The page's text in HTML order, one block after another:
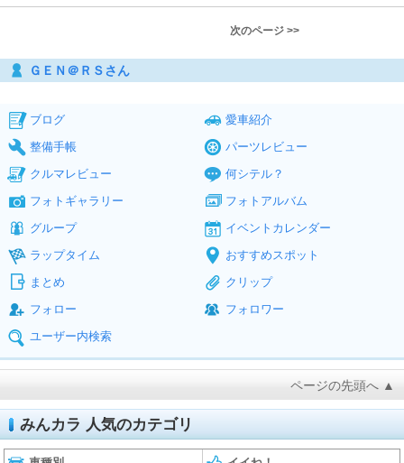
次のページ >>
ＧＥＮ＠ＲＳさん
ブログ
愛車紹介
整備手帳
パーツレビュー
クルマレビュー
何シテル？
フォトギャラリー
フォトアルバム
グループ
イベントカレンダー
ラップタイム
おすすめスポット
まとめ
クリップ
フォロー
フォロワー
ユーザー内検索
ページの先頭へ ▲
みんカラ 人気のカテゴリ